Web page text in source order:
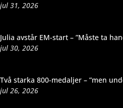
jul 31, 2026
Julia avstår EM-start – ”Måste ta
jul 30, 2026
Två starka 800-medaljer – ”men
jul 26, 2026